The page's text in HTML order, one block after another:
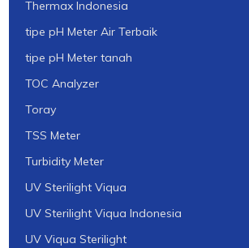
Thermax Indonesia
tipe pH Meter Air Terbaik
tipe pH Meter tanah
TOC Analyzer
Toray
TSS Meter
Turbidity Meter
UV Sterilight Viqua
UV Sterilight Viqua Indonesia
UV Viqua Sterilight